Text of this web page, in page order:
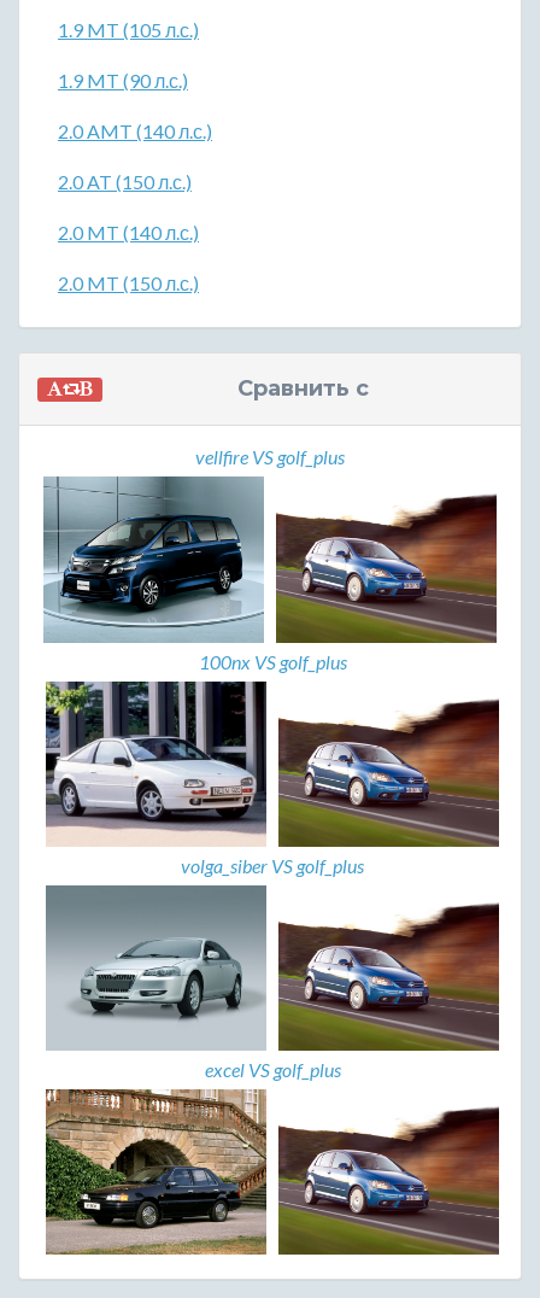
1.9 MT (105 л.с.)
1.9 MT (90 л.с.)
2.0 AMT (140 л.с.)
2.0 AT (150 л.с.)
2.0 MT (140 л.с.)
2.0 MT (150 л.с.)
Сравнить с
vellfire VS golf_plus
100nx VS golf_plus
volga_siber VS golf_plus
excel VS golf_plus